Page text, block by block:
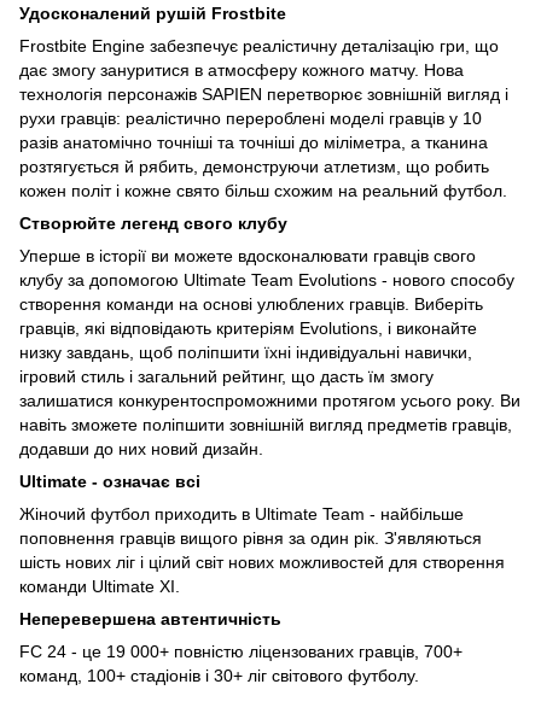
Удосконалений рушій Frostbite
Frostbite Engine забезпечує реалістичну деталізацію гри, що
дає змогу зануритися в атмосферу кожного матчу. Нова
технологія персонажів SAPIEN перетворює зовнішній вигляд і
рухи гравців: реалістично перероблені моделі гравців у 10
разів анатомічно точніші та точніші до міліметра, а тканина
розтягується й рябить, демонструючи атлетизм, що робить
кожен політ і кожне свято більш схожим на реальний футбол.
Створюйте легенд свого клубу
Уперше в історії ви можете вдосконалювати гравців свого
клубу за допомогою Ultimate Team Evolutions - нового способу
створення команди на основі улюблених гравців. Виберіть
гравців, які відповідають критеріям Evolutions, і виконайте
низку завдань, щоб поліпшити їхні індивідуальні навички,
ігровий стиль і загальний рейтинг, що дасть їм змогу
залишатися конкурентоспроможними протягом усього року. Ви
навіть зможете поліпшити зовнішній вигляд предметів гравців,
додавши до них новий дизайн.
Ultimate - означає всі
Жіночий футбол приходить в Ultimate Team - найбільше
поповнення гравців вищого рівня за один рік. З'являються
шість нових ліг і цілий світ нових можливостей для створення
команди Ultimate XI.
Неперевершена автентичність
FC 24 - це 19 000+ повністю ліцензованих гравців, 700+
команд, 100+ стадіонів і 30+ ліг світового футболу.